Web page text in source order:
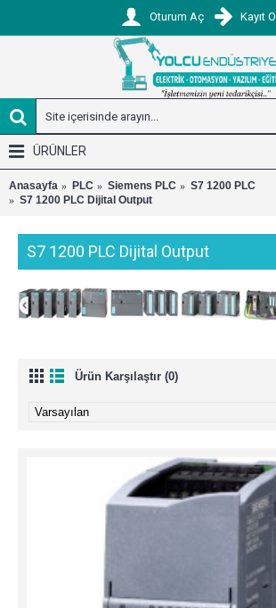
Oturum Aç Kayıt Ol
ÜRÜNLER
Anasayfa PLC Siemens PLC
S7 1200 PLC
S7 1200 PLC Dijital Output
S7 1200 PLC Dijital Output
Ürün Karşılaştır (0)